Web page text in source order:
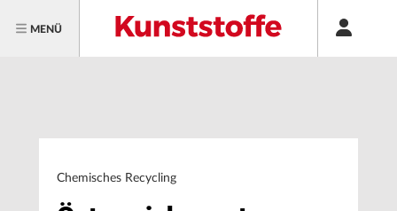
MENÜ
Chemisches Recycling